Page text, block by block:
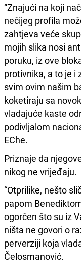
“Znajući na koji
nečijeg profila
zahtjeva veće
mojih slika nosi
poruku, iz ove
protivnika, a to je i
svim ovim našim
koketiraju sa
vladajuće kaste
podivljalom
EChe.
Priznaje da
nikog ne vrijeđaju.
“Otprilike, nešto
papom
ogorčen što su iz
ništa ne govori o
perverziji koja
Čelosmanović.